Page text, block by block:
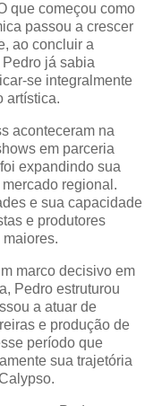
que começou como
passou a crescer
ao concluir a
já sabia
se integralmente
artística.
aconteceram na
em parceria
expandindo sua
regional.
e sua capacidade
e produtores
marco decisivo em
Pedro estruturou
a atuar de
e produção de
período que
sua trajetória